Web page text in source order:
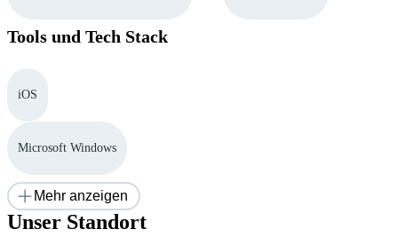
Tools und Tech Stack
iOS
Microsoft Windows
Mehr anzeigen
Unser Standort